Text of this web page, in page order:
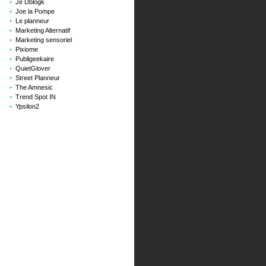
Je Dblogk
Joe la Pompe
Le planneur
Marketing Alternatif
Marketing sensoriel
Pixiome
Publigeekaire
QuietGlover
Street Planneur
The Amnesic
Trend Spot IN
Ypsilon2